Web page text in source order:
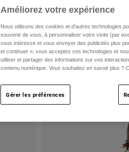
Améliorez votre expérience
Nous utilisons des cookies et d'autres technologies
souvenir de vous, à personnaliser votre visite (par
vous intéresse et vous envoyer des publicités plus
et continuer », vous acceptez ces technologies et
utiliser et partager des informations sur vos
contenu numérique. Vous souhaitez en savoir plus ?
Gérer les préférences